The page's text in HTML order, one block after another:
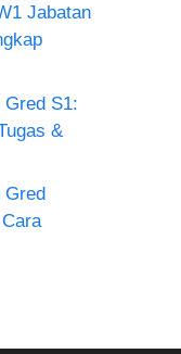
Jabatan
S1:
&
Gred